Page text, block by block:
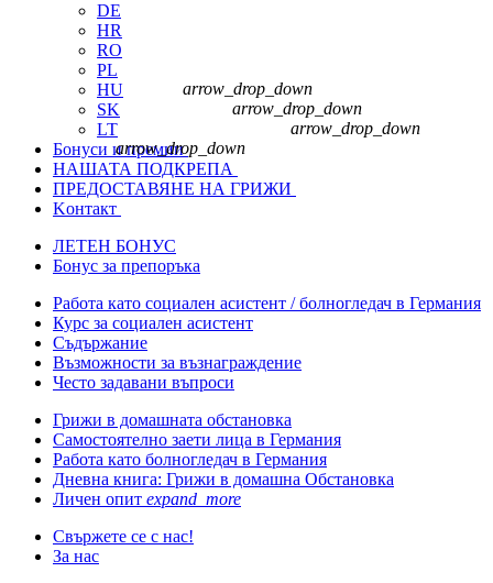
DE
HR
RO
PL
HU
SK
LT
Бонуси и премии
arrow_drop_down
НАШАТА ПОДКРЕПА
arrow_drop_down
ПРЕДОСТАВЯНЕ НА ГРИЖИ
arrow_drop_down
Kонтакт
arrow_drop_down
ЛЕТЕН БОНУС
Бонус за препоръка
Работа като социален асистент / болногледач в Германия
Курс за социален асистент
Съдържание
Възможности за възнаграждение
Често задавани въпроси
Грижи в домашната обстановка
Самостоятелно заети лица в Германия
Работа като болногледач в Германия
Дневна книга: Грижи в домашна Обстановка
Личен опит expand_more
Свържете се с нас!
За нас